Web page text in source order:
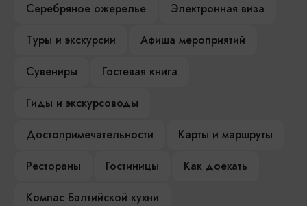
Серебряное ожерелье
Электронная виза
Туры и экскурсии
Афиша мероприятий
Сувениры
Гостевая книга
Гиды и экскурсоводы
Достопримечательности
Карты и маршруты
Рестораны
Гостиницы
Как доехать
Компас Балтийской кухни